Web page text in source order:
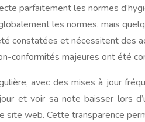
parfaitement les normes
les normes, mais
constatées et nécessitent des
conformités majeures ont été
avec des mises à jour
et voir sa note baisser lors
web. Cette transparence